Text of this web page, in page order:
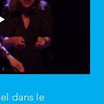
dans le